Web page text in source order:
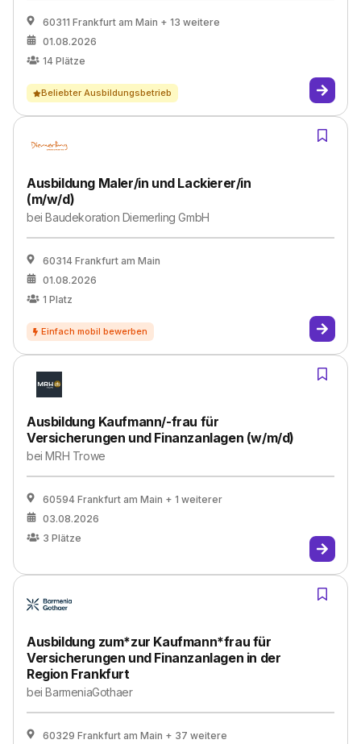
60311 Frankfurt am Main + 13 weitere
01.08.2026
14 Plätze
Beliebter Ausbildungsbetrieb
Ausbildung Maler/in und Lackierer/in
(m/w/d)
beiBaudekoration Diemerling GmbH
60314 Frankfurt am Main
01.08.2026
1 Platz
Ausbildung Kaufmann/-frau für
Versicherungen und Finanzanlagen (w/m/d)
beiMRH Trowe
60594 Frankfurt am Main + 1 weiterer
03.08.2026
3 Plätze
Ausbildung zum*zur Kaufmann*frau für
Versicherungen und Finanzanlagen in der
Region Frankfurt
beiBarmeniaGothaer
60329 Frankfurt am Main + 37 weitere